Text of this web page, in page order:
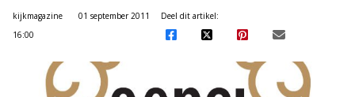
kijkmagazine
01 september 2011
16:00
Deel dit artikel: